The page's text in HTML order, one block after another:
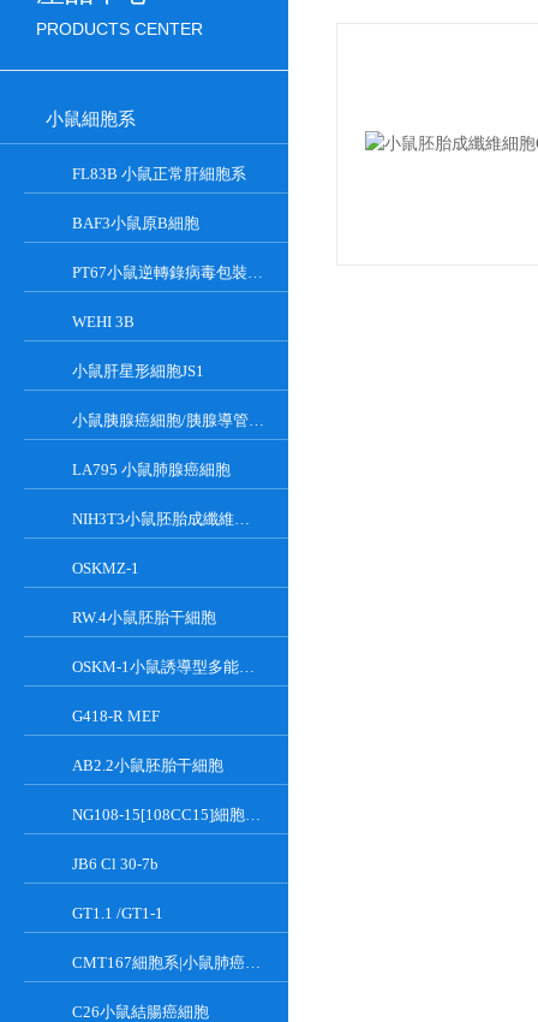
PRODUCTS CENTER
小鼠細胞系
FL83B 小鼠正常肝細胞系
BAF3小鼠原B細胞
PT67小鼠逆轉錄病毒包裝細胞
WEHI 3B
小鼠肝星形細胞JS1
小鼠胰腺癌細胞/胰腺導管癌PAN02
LA795 小鼠肺腺癌細胞
NIH3T3小鼠胚胎成纖維細胞
OSKMZ-1
RW.4小鼠胚胎干細胞
OSKM-1小鼠誘導型多能干細胞
G418-R MEF
AB2.2小鼠胚胎干細胞
NG108-15[108CC15]細胞系|小鼠神經母瘤與大鼠膠質瘤之融合細胞
JB6 Cl 30-7b
GT1.1 /GT1-1
CMT167細胞系|小鼠肺癌細胞
C26小鼠結腸癌細胞